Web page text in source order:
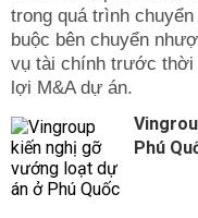
trong quá trình
buộc bên chuyển
vụ tài chính trước thời
lợi M&A dự án.
Phú